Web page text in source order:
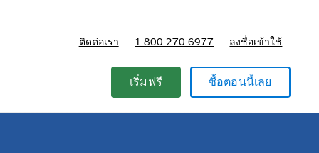
ติดต่อเรา 1-800-270-6977 ลงชื่อเข้าใช้
เริ่มฟรี ซื้อตอนนี้เลย